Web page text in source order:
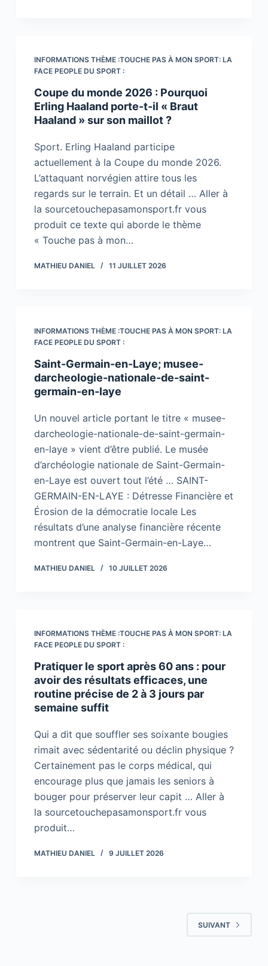
INFORMATIONS THÈME :TOUCHE PAS À MON SPORT: LA
FACE PEOPLE DU SPORT :
Coupe du monde 2026 : Pourquoi
Erling Haaland porte-t-il « Braut
Haaland » sur son maillot ?
Sport. Erling Haaland participe
actuellement à la Coupe du monde 2026.
L’attaquant norvégien attire tous les
regards sur le terrain. Et un détail … Aller à
la sourcetouchepasamonsport.fr vous
produit ce texte qui aborde le thème
« Touche pas à mon…
MATHIEU DANIEL 11 JUILLET 2026
INFORMATIONS THÈME :TOUCHE PAS À MON SPORT: LA
FACE PEOPLE DU SPORT :
Saint-Germain-en-Laye; musee-
darcheologie-nationale-de-saint-
germain-en-laye
Un nouvel article portant le titre « musee-
darcheologie-nationale-de-saint-germain-
en-laye » vient d’être publié. Le musée
d’archéologie nationale de Saint-Germain-
en-Laye est ouvert tout l’été … SAINT-
GERMAIN-EN-LAYE : Détresse Financière et
Érosion de la démocratie locale Les
résultats d’une analyse financière récente
montrent que Saint-Germain-en-Laye…
MATHIEU DANIEL 10 JUILLET 2026
INFORMATIONS THÈME :TOUCHE PAS À MON SPORT: LA
FACE PEOPLE DU SPORT :
Pratiquer le sport après 60 ans : pour
avoir des résultats efficaces, une
routine précise de 2 à 3 jours par
semaine suffit
Qui a dit que souffler ses soixante bougies
rimait avec sédentarité ou déclin physique ?
Certainement pas le corps médical, qui
encourage plus que jamais les seniors à
bouger pour préserver leur capit … Aller à
la sourcetouchepasamonsport.fr vous
produit…
MATHIEU DANIEL 9 JUILLET 2026
SUIVANT